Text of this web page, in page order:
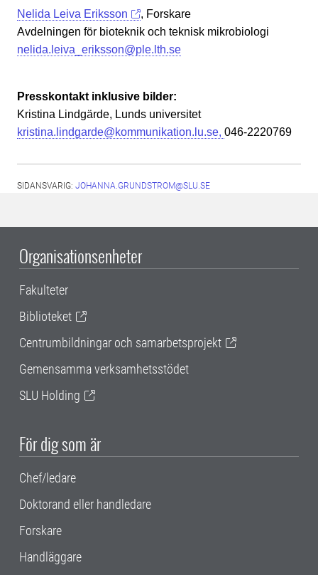
Nelida Leiva Eriksson
, Forskare
Avdelningen för bioteknik och teknisk mikrobiologi
nelida.leiva_eriksson@ple.lth.se
Presskontakt inklusive bilder:
Kristina Lindgärde, Lunds universitet
kristina.lindgarde@kommunikation.lu.se, 046-2220769
SIDANSVARIG: JOHANNA.GRUNDSTROM@SLU.SE
Organisationsenheter
Fakulteter
Biblioteket
Centrumbildningar och samarbetsprojekt
Gemensamma verksamhetsstödet
SLU Holding
För dig som är
Chef/ledare
Doktorand eller handledare
Forskare
Handläggare